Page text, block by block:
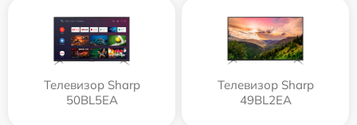
Телевизор Sharp
50BL5EA
Телевизор Sharp
49BL2EA